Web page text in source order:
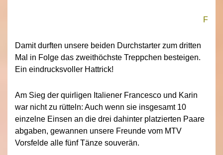
F
Damit durften unsere beiden Durchstarter zum dritten
Mal in Folge das zweithöchste Treppchen besteigen.
Ein eindrucksvoller Hattrick!
Am Sieg der quirligen Italiener Francesco und Karin
war nicht zu rütteln: Auch wenn sie insgesamt 10
einzelne Einsen an die drei dahinter platzierten Paare
abgaben, gewannen unsere Freunde vom MTV
Vorsfelde alle fünf Tänze souverän.